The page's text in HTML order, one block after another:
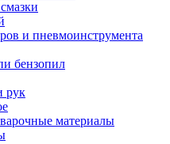
и пневмоинструмента
бензопил
рук
материалы